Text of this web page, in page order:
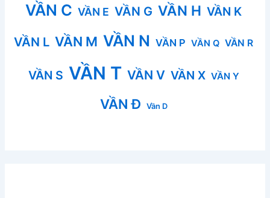
VẦN C VẦN E VẦN G VẦN H VẦN K
VẦN L VẦN M VẦN N VẦN P VẦN Q VẦN R
VẦN S VẦN T VẦN V VẦN X VẦN Y
VẦN Đ Vần D